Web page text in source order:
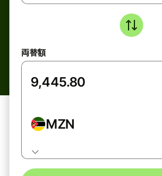
両替額
MZN